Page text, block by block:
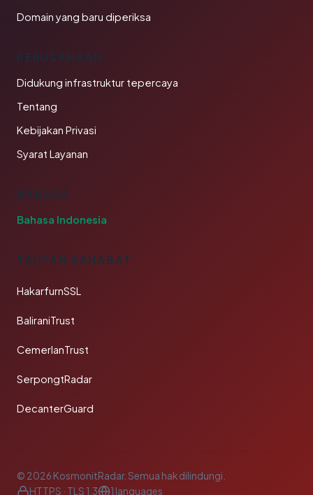
Domain yang baru diperiksa
PERUSAHAAN
Didukung infrastruktur tepercaya
Tentang
Kebijakan Privasi
Syarat Layanan
BAHASA
Bahasa Indonesia
TAUTAN SAHABAT
HakarfurnSSL
BaliraniTrust
CemerlanTrust
SerpongtRadar
DecanterGuard
© 2026 KosmonitRadar. Semua hak dilindungi.
HTTPS · TLS 1.3
1 languages